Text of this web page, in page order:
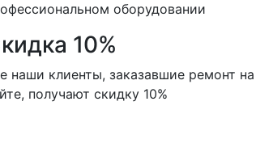
оборудовании
10%
наши клиенты, заказавшие ремонт на
получают скидку 10%